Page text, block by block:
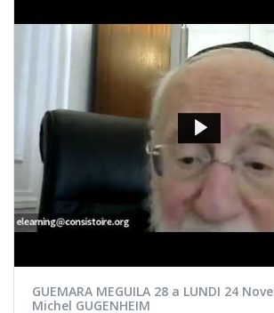
GUEMARA MEGUILA 28 a LUNDI 24
Michel GUGENHEIM